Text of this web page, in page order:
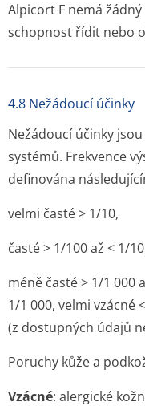
Alpicort F nemá
schopnost řídit nebo
4.8 Nežádoucí účinky
Nežádoucí účinky
systémů. Frekvence
definována
velmi časté > 1/10,
časté > 1/100 až < 1/
méně časté > 1/1 000
1/1 000, velmi vzácné
(z dostupných údajů
Poruchy kůže a
Vzácné: alergické